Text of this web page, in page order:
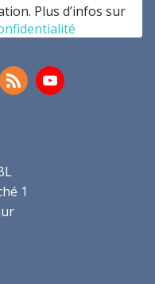
1
Plus d’infos sur